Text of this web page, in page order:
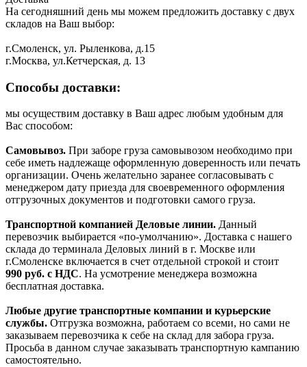
На сегодняшний день мы можем предложить доставку с двух
складов на Ваш выбор:
г.Смоленск, ул. Рыленкова, д.15
г.Москва, ул.Кетчерская, д. 13
Способы доставки:
мы осуществим доставку в Ваш адрес любым удобным для
Вас способом:
Самовывоз. При заборе груза самовывозом необходимо при
себе иметь надлежаще оформленную доверенность или печать
организации. Очень желательно заранее согласовывать с
менеджером дату приезда для своевременного оформления
отгрузочных документов и подготовки самого груза.
Транспортной компанией Деловые линии. Данный
перевозчик выбирается «по-умолчанию». Доставка с нашего
склада до терминала Деловых линий в г. Москве или
г.Смоленске включается в счет отдельной строкой и стоит
990 руб. с НДС. На усмотрение менеджера возможна
бесплатная доставка.
Любые другие транспортные компании и курьерские
службы. Отгрузка возможна, работаем со всеми, но сами не
заказываем перевозчика к себе на склад для забора груза.
Просьба в данном случае заказывать транспортную кампанию
самостоятельно.